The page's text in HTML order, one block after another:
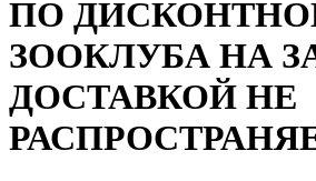
ПО
ЗООКЛУБА НА
ДОСТАВКОЙ НЕ